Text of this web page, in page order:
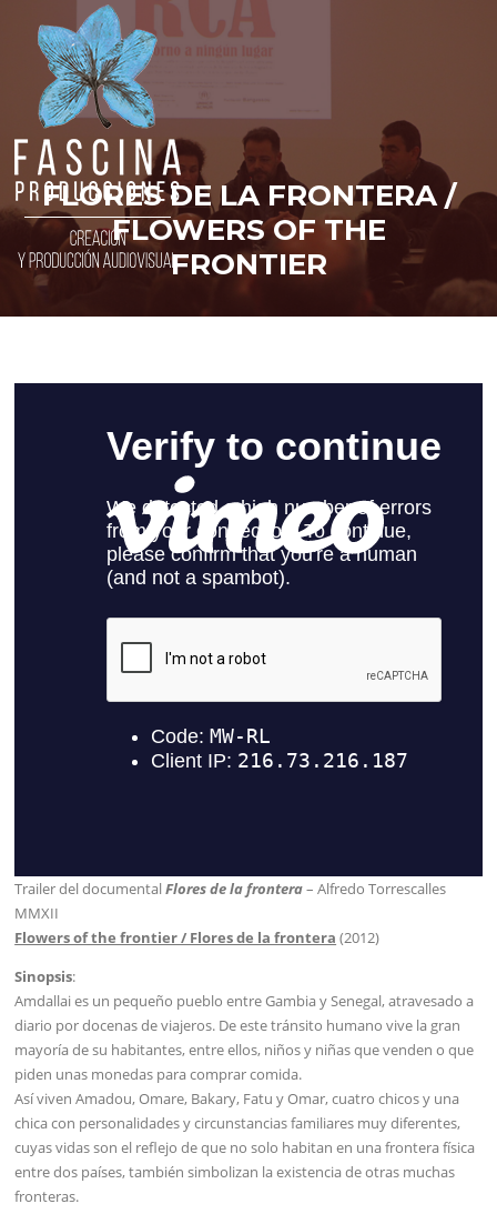
contenido
FLORES DE LA FRONTERA /
FLOWERS OF THE
FRONTIER
Trailer del documentalFlores de la frontera– Alfredo Torrescalles
MMXII
Flowers of the frontier / Flores de la frontera (2012)
Sinopsis:
Amdallai es un pequeño pueblo entre Gambia y Senegal, atravesado a
diario por docenas de viajeros. De este tránsito humano vive la gran
mayoría de su habitantes, entre ellos, niños y niñas que venden o que
piden unas monedas para comprar comida.
Así viven Amadou, Omare, Bakary, Fatu y Omar, cuatro chicos y una
chica con personalidades y circunstancias familiares muy diferentes,
cuyas vidas son el reflejo de que no solo habitan en una frontera física
entre dos países, también simbolizan la existencia de otras muchas
fronteras.